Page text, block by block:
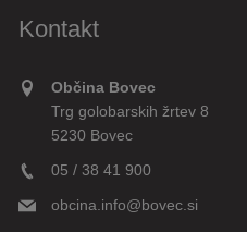
Kontakt
Občina Bovec
Trg golobarskih žrtev 8
5230 Bovec
05 / 38 41 900
obcina.info@bovec.si